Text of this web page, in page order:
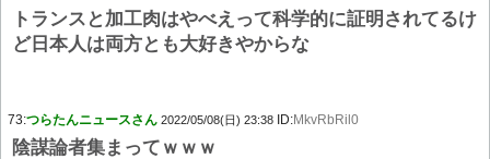
トランスと加工肉はやべえって科学的に証明されてるけ
ど日本人は両方とも大好きやからな
73:つらたんニュースさん 2022/05/08(日) 23:38 ID:MkvRbRil0
陰謀論者集まってｗｗｗ